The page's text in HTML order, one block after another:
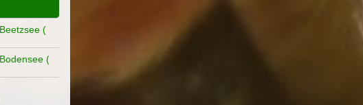
(
(